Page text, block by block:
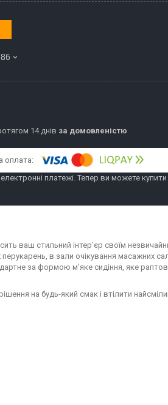
14 днів за домовленістю
електронні платежі. Тепер ви можете
ваш стильний інтер'єр своїм
в зали очікування масажних
за формою м'яке сидіння, яке
на будь-який смак і втілити